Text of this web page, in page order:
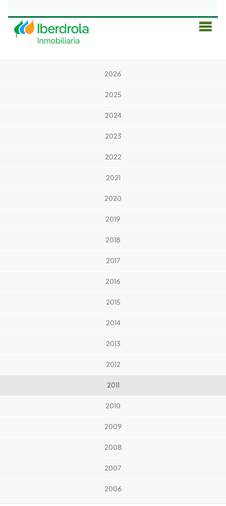
2026
2025
2024
2023
2022
2021
2020
2019
2018
2017
2016
2015
2014
2013
2012
2011
2010
2009
2008
2007
2006